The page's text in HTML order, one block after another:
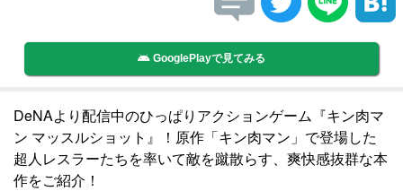
GooglePlayで見てみる
DeNAより配信中のひっぱりアクションゲーム『キン肉マ
ン マッスルショット』！原作「キン肉マン」で登場した
超人レスラーたちを率いて敵を蹴散らす、爽快感抜群な本
作をご紹介！